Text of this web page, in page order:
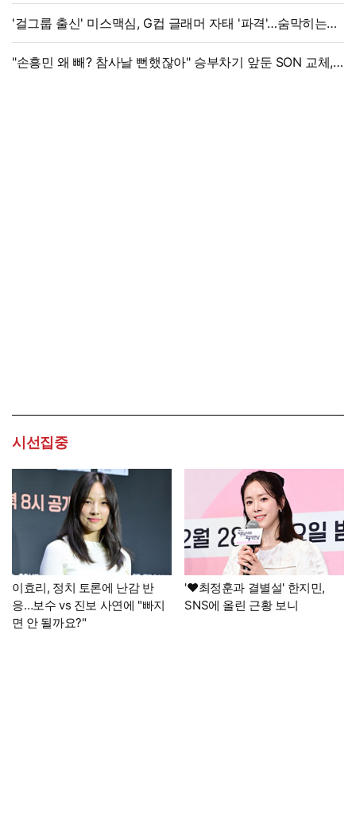
"국제 문제로 비화될 수 있어"
'걸그룹 출신' 미스맥심, G컵 글래머 자태 '파격'…숨막히는
라인
"손흥민 왜 빼? 참사날 뻔했잖아" 승부차기 앞둔 SON 교체,
시선집중
이효리, 정치 토론에 난감 반
응…보수 vs 진보 사연에 "빠지
면 안 될까요?"
'♥최정훈과 결별설' 한지민,
SNS에 올린 근황 보니